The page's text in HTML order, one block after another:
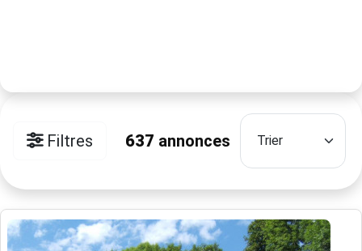
Filtres 637 annonces